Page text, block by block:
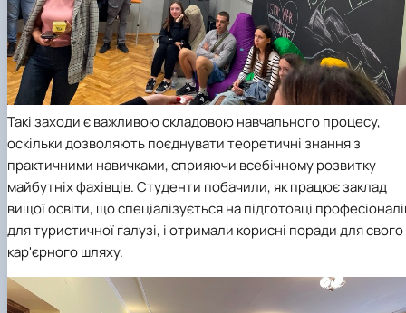
Такі заходи є важливою складовою навчального процесу,
оскільки дозволяють поєднувати теоретичні знання з
практичними навичками, сприяючи всебічному розвитку
майбутніх фахівців. Студенти побачили, як працює заклад
вищої освіти, що спеціалізується на підготовці
для туристичної галузі, і отримали корисні поради для свого
кар'єрного шляху.